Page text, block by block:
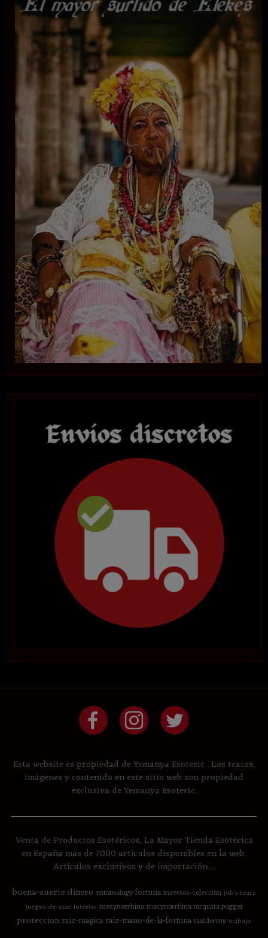
Esta website es propiedad de Yemanya Esoteric . Los textos,
imágenes y contenido en este sitio web son propiedad
exclusiva de Yemanya Esoteric.
Venta de Productos Esotéricos, La Mayor Tienda Esotérica
en España más de 7000 artículos disponibles en la web.
Artículos exclusivos y de importación....
buena-suertedinero entomologyfortunainsectos-coleccion job's tears
juegos-de-azar loterias mecynorrhinamecynorrhina torquata poggei
proteccion raiz-magica raiz-mano-de-la-fortunataxidermy trabajo